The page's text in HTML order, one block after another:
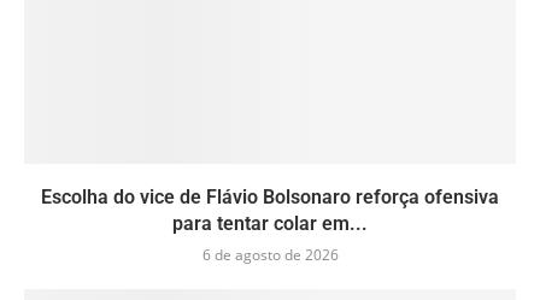
Escolha do vice de Flávio Bolsonaro reforça ofensiva
para tentar colar em...
6 de agosto de 2026